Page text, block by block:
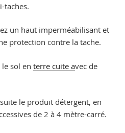
taches.
un haut imperméabilisant et
protection contre la tache.
sol en terre cuite avec de
le produit détergent, en
de 2 à 4 mètre-carré.